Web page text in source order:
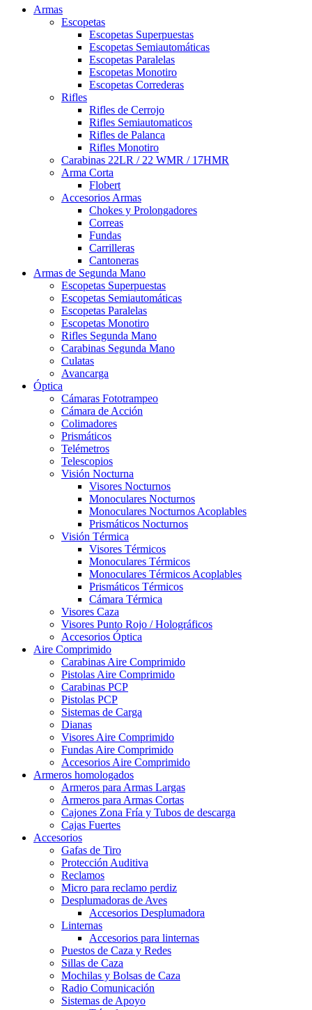
Armas
Escopetas
Escopetas Superpuestas
Escopetas Semiautomáticas
Escopetas Paralelas
Escopetas Monotiro
Escopetas Correderas
Rifles
Rifles de Cerrojo
Rifles Semiautomaticos
Rifles de Palanca
Rifles Monotiro
Carabinas 22LR / 22 WMR / 17HMR
Arma Corta
Flobert
Accesorios Armas
Chokes y Prolongadores
Correas
Fundas
Carrilleras
Cantoneras
Armas de Segunda Mano
Escopetas Superpuestas
Escopetas Semiautomáticas
Escopetas Paralelas
Escopetas Monotiro
Rifles Segunda Mano
Carabinas Segunda Mano
Culatas
Avancarga
Óptica
Cámaras Fototrampeo
Cámara de Acción
Colimadores
Prismáticos
Telémetros
Telescopios
Visión Nocturna
Visores Nocturnos
Monoculares Nocturnos
Monoculares Nocturnos Acoplables
Prismáticos Nocturnos
Visión Térmica
Visores Térmicos
Monoculares Térmicos
Monoculares Térmicos Acoplables
Prismáticos Térmicos
Cámara Térmica
Visores Caza
Visores Punto Rojo / Holográficos
Accesorios Óptica
Aire Comprimido
Carabinas Aire Comprimido
Pistolas Aire Comprimido
Carabinas PCP
Pistolas PCP
Sistemas de Carga
Dianas
Visores Aire Comprimido
Fundas Aire Comprimido
Accesorios Aire Comprimido
Armeros homologados
Armeros para Armas Largas
Armeros para Armas Cortas
Cajones Zona Fría y Tubos de descarga
Cajas Fuertes
Accesorios
Gafas de Tiro
Protección Auditiva
Reclamos
Micro para reclamo perdiz
Desplumadoras de Aves
Accesorios Desplumadora
Linternas
Accesorios para linternas
Puestos de Caza y Redes
Sillas de Caza
Mochilas y Bolsas de Caza
Radio Comunicación
Sistemas de Apoyo